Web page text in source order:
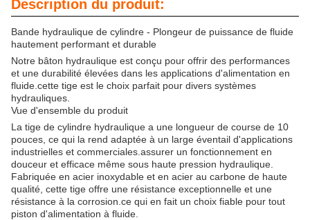
Description du produit:
Bande hydraulique de cylindre - Plongeur de puissance de fluide
hautement performant et durable
Notre bâton hydraulique est conçu pour offrir des performances
et une durabilité élevées dans les applications d'alimentation en
fluide.cette tige est le choix parfait pour divers systèmes
hydrauliques.
Vue d'ensemble du produit
La tige de cylindre hydraulique a une longueur de course de 10
pouces, ce qui la rend adaptée à un large éventail d'applications
industrielles et commerciales.assurer un fonctionnement en
douceur et efficace même sous haute pression hydraulique.
Fabriquée en acier inoxydable et en acier au carbone de haute
qualité, cette tige offre une résistance exceptionnelle et une
résistance à la corrosion.ce qui en fait un choix fiable pour tout
piston d'alimentation à fluide.